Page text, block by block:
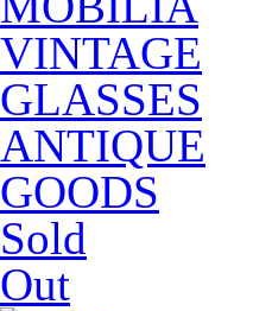
VINTAGE
GLASSES
ANTIQUE
GOODS
Sold
Out